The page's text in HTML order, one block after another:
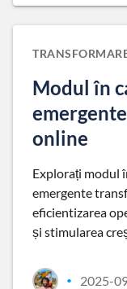
Modul în
online
Explorați modul
emergente
eficientizarea
și stimularea
• 2025-